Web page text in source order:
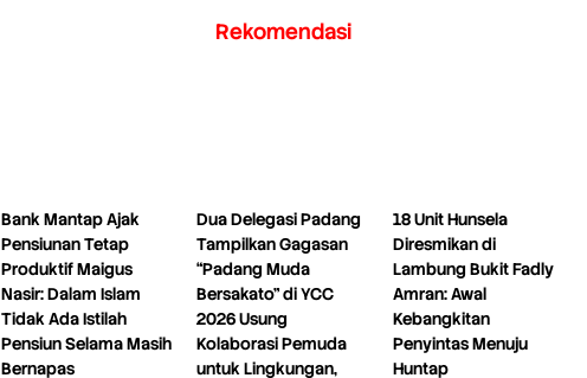
Rekomendasi
Bank Mantap Ajak
Pensiunan Tetap
Produktif Maigus
Nasir: Dalam Islam
Tidak Ada Istilah
Pensiun Selama Masih
Bernapas
Dua Delegasi Padang
Tampilkan Gagasan
“Padang Muda
Bersakato” di YCC
2026 Usung
Kolaborasi Pemuda
untuk Lingkungan,
18 Unit Hunsela
Diresmikan di
Lambung Bukit Fadly
Amran: Awal
Kebangkitan
Penyintas Menuju
Huntap